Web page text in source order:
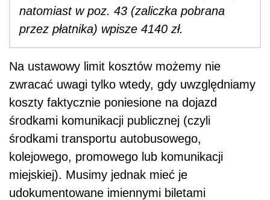
natomiast w poz. 43 (zaliczka pobrana
przez płatnika) wpisze 4140 zł.
Na ustawowy limit kosztów możemy nie
zwracać uwagi tylko wtedy, gdy uwzględniamy
koszty faktycznie poniesione na dojazd
środkami komunikacji publicznej (czyli
środkami transportu autobusowego,
kolejowego, promowego lub komunikacji
miejskiej). Musimy jednak mieć je
udokumentowane imiennymi biletami